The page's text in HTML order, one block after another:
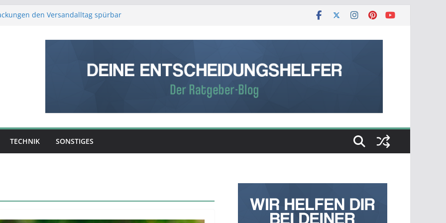
den Versandalltag spürbar
So entsteht aus Rohmaterial
Erfolg entscheidet – was Sie über
wissen sollten
TECHNIK SONSTIGES